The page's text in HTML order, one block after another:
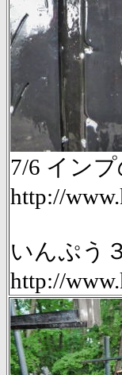
7/6 イン
http://
いんぷう
http://